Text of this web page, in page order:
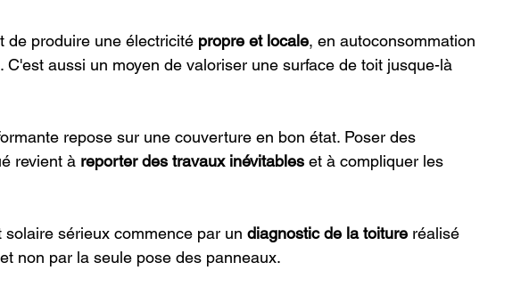
de produire une électricité propre et locale, en autoconsommation
C'est aussi un moyen de valoriser une surface de toit jusque-là
repose sur une couverture en bon état. Poser des
revient à reporter des travaux inévitables et à compliquer les
sérieux commence par un diagnostic de la toiture réalisé
non par la seule pose des panneaux.